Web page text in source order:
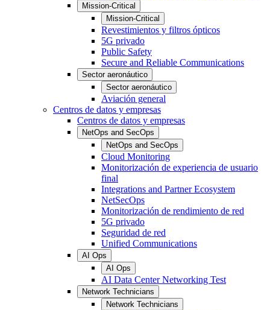
Mission-Critical
Mission-Critical
Revestimientos y filtros ópticos
5G privado
Public Safety
Secure and Reliable Communications
Sector aeronáutico
Sector aeronáutico
Aviación general
Centros de datos y empresas
Centros de datos y empresas
NetOps and SecOps
NetOps and SecOps
Cloud Monitoring
Monitorización de experiencia de usuario
final
Integrations and Partner Ecosystem
NetSecOps
Monitorización de rendimiento de red
5G privado
Seguridad de red
Unified Communications
AI Ops
AI Ops
AI Data Center Networking Test
Network Technicians
Network Technicians